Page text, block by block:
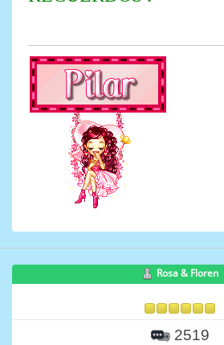
Rosa & Floren
2519